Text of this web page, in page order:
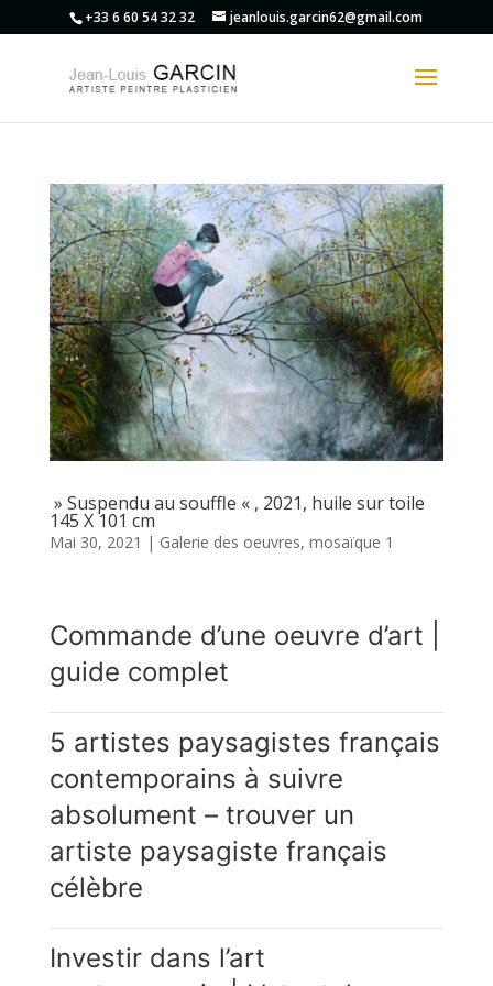
+33 6 60 54 32 32 jeanlouis.garcin62@gmail.com
» Suspendu au souffle « , 2021, huile sur toile
145 X 101 cm
Mai 30, 2021 | Galerie des oeuvres, mosaïque 1
Commande d’une oeuvre d’art |
guide complet
5 artistes paysagistes français
contemporains à suivre
absolument – trouver un
artiste paysagiste français
célèbre
Investir dans l’art